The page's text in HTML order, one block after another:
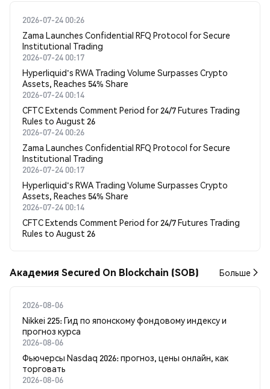
2026-07-24 00:26
Zama Launches Confidential RFQ Protocol for Secure
Institutional Trading
2026-07-24 00:17
Hyperliquid's RWA Trading Volume Surpasses Crypto
Assets, Reaches 54% Share
2026-07-24 00:14
CFTC Extends Comment Period for 24/7 Futures Trading
Rules to August 26
2026-07-24 00:26
Zama Launches Confidential RFQ Protocol for Secure
Institutional Trading
2026-07-24 00:17
Hyperliquid's RWA Trading Volume Surpasses Crypto
Assets, Reaches 54% Share
2026-07-24 00:14
CFTC Extends Comment Period for 24/7 Futures Trading
Rules to August 26
Академия Secured On Blockchain (SOB) Больше
2026-08-06
Nikkei 225: Гид по японскому фондовому индексу и
прогноз курса
2026-08-06
Фьючерсы Nasdaq 2026: прогноз, цены онлайн, как
торговать
2026-08-06